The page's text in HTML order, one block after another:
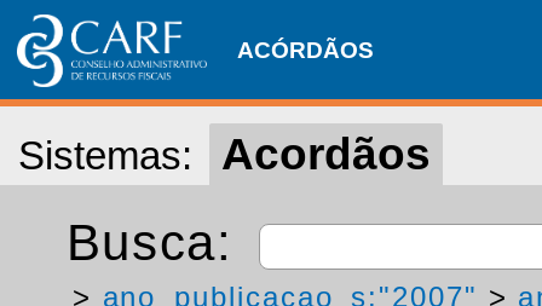
ACÓRDÃOS
Sistemas: Acordãos
Busca:
> ano_publicacao_s:"2007" >